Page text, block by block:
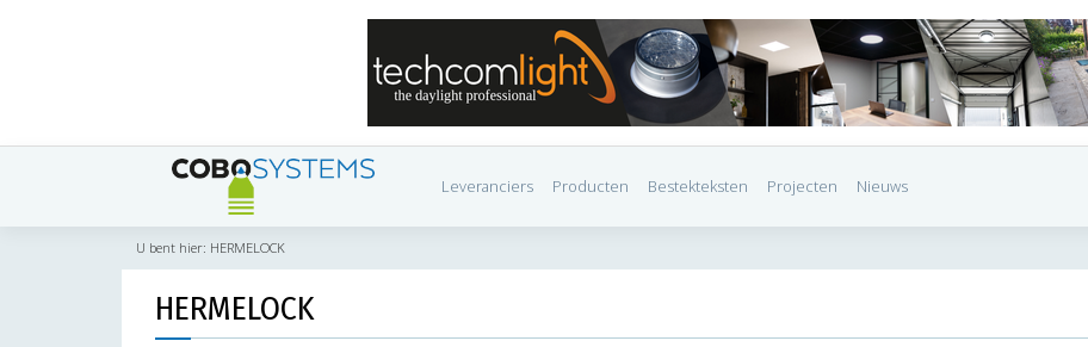
Leveranciers Producten Bestekteksten Projecten Nieuws
U bent hier: HERMELOCK
HERMELOCK